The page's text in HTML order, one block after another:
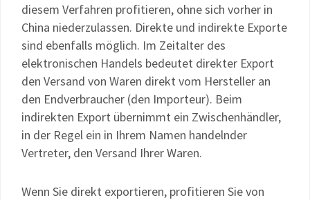
diesem Verfahren profitieren, ohne sich vorher in
China niederzulassen. Direkte und indirekte Exporte
sind ebenfalls möglich. Im Zeitalter des
elektronischen Handels bedeutet direkter Export
den Versand von Waren direkt vom Hersteller an
den Endverbraucher (den Importeur). Beim
indirekten Export übernimmt ein Zwischenhändler,
in der Regel ein in Ihrem Namen handelnder
Vertreter, den Versand Ihrer Waren.
Wenn Sie direkt exportieren, profitieren Sie von